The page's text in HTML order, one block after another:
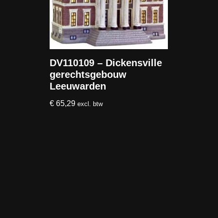
DV110109 – Dickensville
gerechtsgebouw
Leeuwarden
€ 65,29 excl. btw